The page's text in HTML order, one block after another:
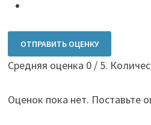
ОТПРАВИТЬ ОЦЕНКУ
Средняя оценка 0/ 5.
Оценок пока нет. Поставьте